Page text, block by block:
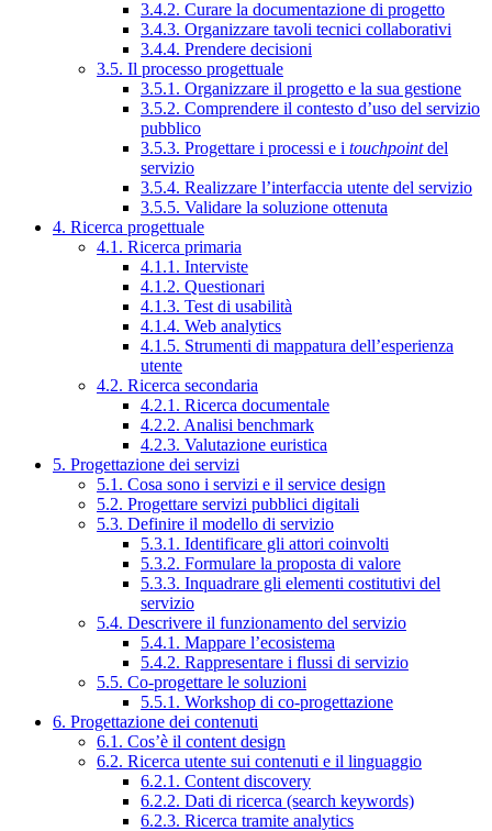
3.4.2. Curare la documentazione di progetto
3.4.3. Organizzare tavoli tecnici collaborativi
3.4.4. Prendere decisioni
3.5. Il processo progettuale
3.5.1. Organizzare il progetto e la sua gestione
3.5.2. Comprendere il contesto d’uso del servizio
pubblico
3.5.3. Progettare i processi e i touchpointdel
servizio
3.5.4. Realizzare l’interfaccia utente del servizio
3.5.5. Validare la soluzione ottenuta
4. Ricerca progettuale
4.1. Ricerca primaria
4.1.1. Interviste
4.1.2. Questionari
4.1.3. Test di usabilità
4.1.4. Web analytics
4.1.5. Strumenti di mappatura dell’esperienza
utente
4.2. Ricerca secondaria
4.2.1. Ricerca documentale
4.2.2. Analisi benchmark
4.2.3. Valutazione euristica
5. Progettazione dei servizi
5.1. Cosa sono i servizi e il service design
5.2. Progettare servizi pubblici digitali
5.3. Definire il modello di servizio
5.3.1. Identificare gli attori coinvolti
5.3.2. Formulare la proposta di valore
5.3.3. Inquadrare gli elementi costitutivi del
servizio
5.4. Descrivere il funzionamento del servizio
5.4.1. Mappare l’ecosistema
5.4.2. Rappresentare i flussi di servizio
5.5. Co-progettare le soluzioni
5.5.1. Workshop di co-progettazione
6. Progettazione dei contenuti
6.1. Cos’è il content design
6.2. Ricerca utente sui contenuti e il linguaggio
6.2.1. Content discovery
6.2.2. Dati di ricerca (search keywords)
6.2.3. Ricerca tramite analytics